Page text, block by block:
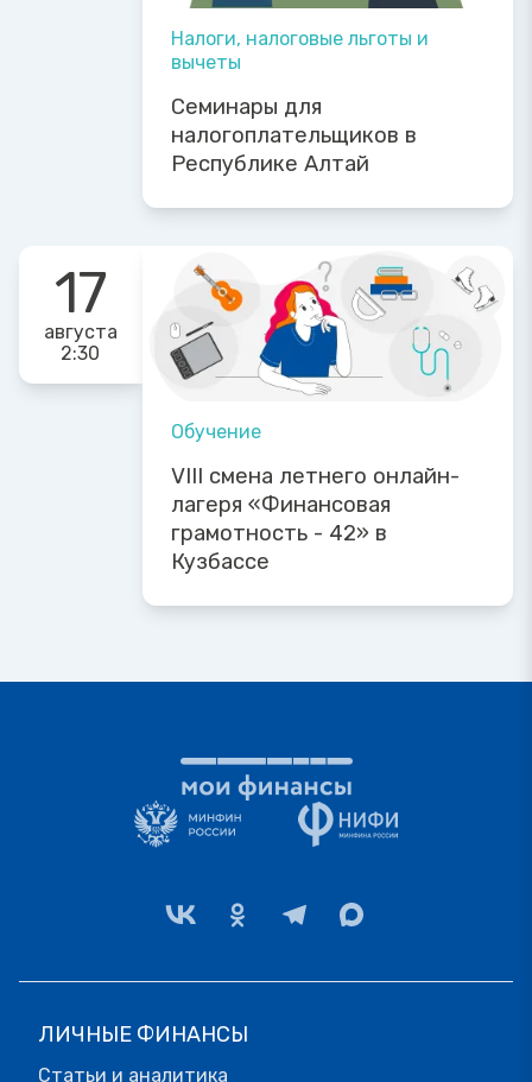
Налоги, налоговые льготы и
вычеты
Семинары для
налогоплательщиков в
Республике Алтай
17
августа
2:30
Обучение
VIII смена летнего онлайн-
лагеря «Финансовая
грамотность - 42» в
Кузбассе
ЛИЧНЫЕ ФИНАНСЫ
Статьи и аналитика